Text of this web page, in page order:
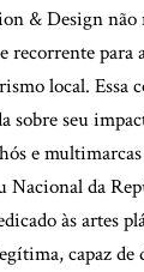
& Design não
para
local.
sobre seu
e
Nacional da
às artes
capaz